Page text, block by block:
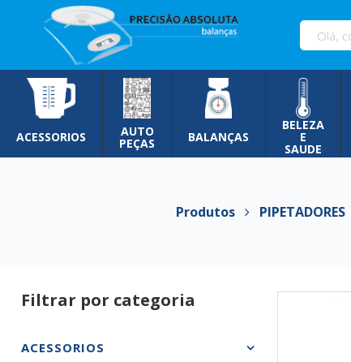
Pular
para
conteúdo
ACESSORIOS AUTO
PEÇAS BALANÇAS
BELEZA
E
SAUDE
Produtos PIPETADORES
Filtrar por categoria
ACESSORIOS